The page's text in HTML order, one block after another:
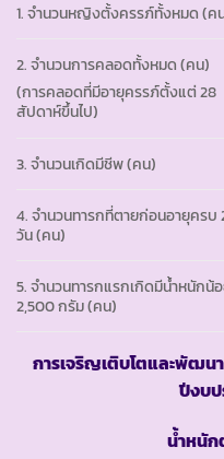
1. จำนวนหญิงตั้งครรภ์ทั้งหมด (ค
2. จำนวนการคลอดทั้งหมด (คน)
(การคลอดที่มีอายุครรภ์ตั้งแต่ 28
สัปดาห์ขึ้นไป)
3. จำนวนเกิดมีชีพ (คน)
4. จำนวนทารกที่ตายก่อนอายุครบ
วัน (คน)
5. จำนวนทารกแรกเกิดมีน้ำหนักน้
2,500 กรัม (คน)
การเจริญเติบโตและพัฒน
ปีงบป
น้ำหนั